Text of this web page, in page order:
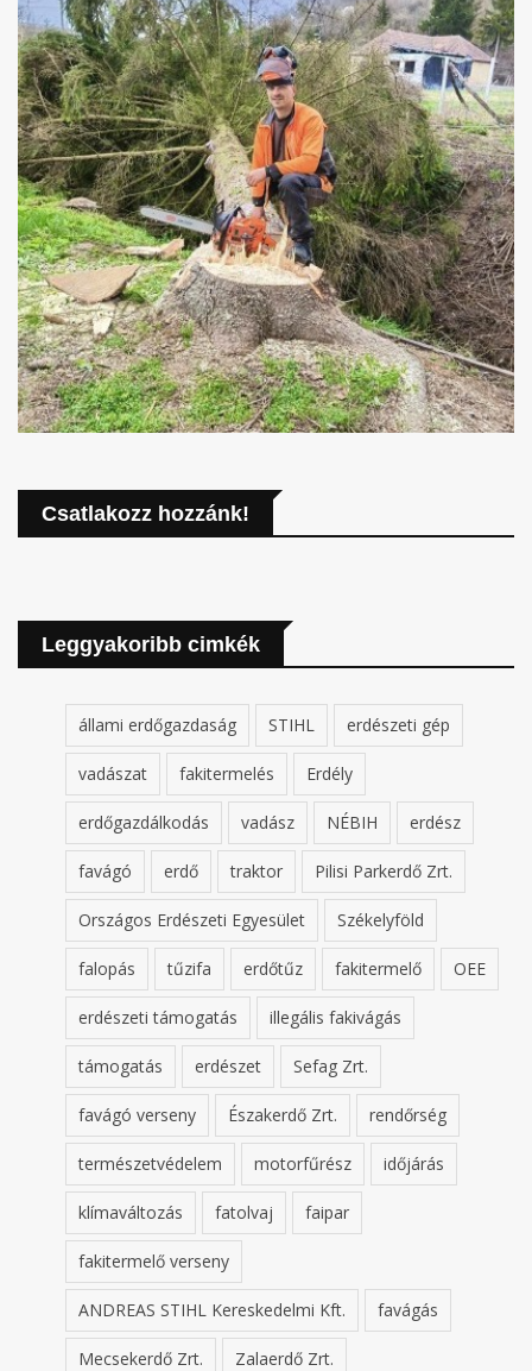
Csatlakozz hozzánk!
Leggyakoribb cimkék
állami erdőgazdaság STIHL erdészeti gép
vadászat fakitermelés Erdély
erdőgazdálkodás vadász NÉBIH erdész
favágó erdő traktor Pilisi Parkerdő Zrt.
Országos Erdészeti Egyesület Székelyföld
falopás tűzifa erdőtűz fakitermelő OEE
erdészeti támogatás illegális fakivágás
támogatás erdészet Sefag Zrt.
favágó verseny Északerdő Zrt. rendőrség
természetvédelem motorfűrész időjárás
klímaváltozás fatolvaj faipar
fakitermelő verseny
ANDREAS STIHL Kereskedelmi Kft. favágás
Mecsekerdő Zrt. Zalaerdő Zrt.